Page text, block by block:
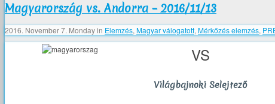
Magyarország vs. Andorra – 2016/11/13
2016. November 7. Mondayin Elemzés, Magyar válogatott, Mérkőzés elemzés,
VS
Világbajnoki Selejtező